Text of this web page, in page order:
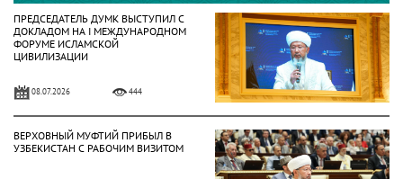
ПРЕДСЕДАТЕЛЬ ДУМК ВЫСТУПИЛ С
ДОКЛАДОМ НА І МЕЖДУНАРОДНОМ
ФОРУМЕ ИСЛАМСКОЙ
ЦИВИЛИЗАЦИИ
08.07.2026 444
ВЕРХОВНЫЙ МУФТИЙ ПРИБЫЛ В
УЗБЕКИСТАН С РАБОЧИМ ВИЗИТОМ